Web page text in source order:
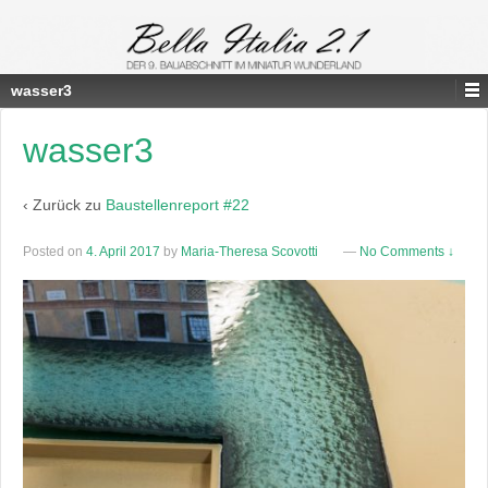
wasser3
wasser3
‹ Zurück zu Baustellenreport #22
Posted on 4. April 2017 by Maria-Theresa Scovotti — No Comments ↓